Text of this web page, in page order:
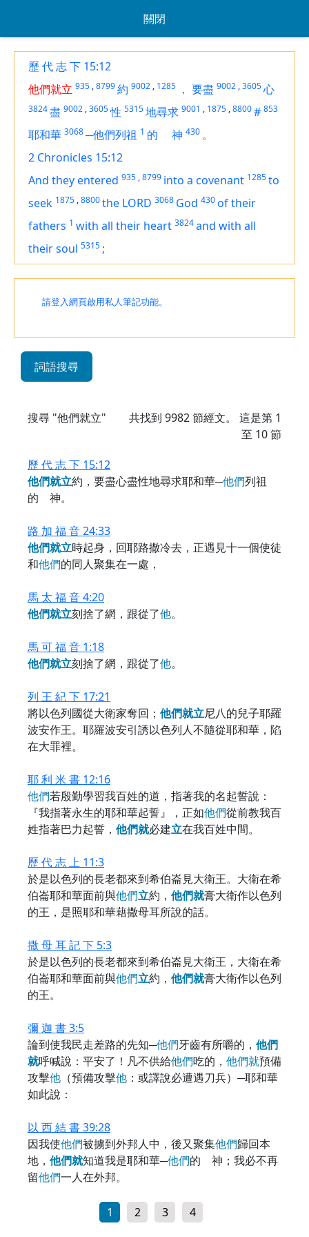
關閉
歷 代 志 下 15:12
他們就立 935 ,8799約 9002 , 1285 ， 要盡 9002 ,3605心
3824盡 9002 ,3605性 5315地尋求 9001 , 1875 ,8800# 853
耶和華 3068─他們列祖 1 的 神 430 。
2 Chronicles 15:12
And they entered 935 ,8799 into a covenant 1285to
seek 1875 ,8800the LORD 3068 God 430of their
fathers 1 with all their heart 3824and with all
their soul 5315 ;
請登入網頁啟用私人筆記功能。
詞語搜尋
搜尋 "他們就立" 共找到 9982節經文。 這是第 1
至 10 節
歷 代 志 下 15:12
他們就立約，要盡心盡性地尋求耶和華─他們列祖
的 神。
路 加 福 音 24:33
他們就立時起身，回耶路撒冷去，正遇見十一個使徒
和他們的同人聚集在一處，
馬 太 福 音 4:20
他們就立刻捨了網，跟從了他。
馬 可 福 音 1:18
他們就立刻捨了網，跟從了他。
列 王 紀 下 17:21
將以色列國從大衛家奪回； 他們就立尼八的兒子耶羅
波安作王。耶羅波安引誘以色列人不隨從耶和華，陷
在大罪裡。
耶 利 米 書 12:16
他們若殷勤學習我百姓的道，指著我的名起誓說：
『我指著永生的耶和華起誓』，正如他們從前教我百
姓指著巴力起誓， 他們就必建立在我百姓中間。
歷 代 志 上 11:3
於是以色列的長老都來到希伯崙見大衛王。大衛在希
伯崙耶和華面前與他們立約， 他們就膏大衛作以色列
的王，是照耶和華藉撒母耳所說的話。
撒 母 耳 記 下 5:3
於是以色列的長老都來到希伯崙見大衛王，大衛在希
伯崙耶和華面前與他們立約， 他們就膏大衛作以色列
的王。
彌 迦 書 3:5
論到使我民走差路的先知─他們牙齒有所嚼的， 他們
就呼喊說：平安了！凡不供給他們吃的， 他們就預備
攻擊他 （預備攻擊他 ：或譯說必遭遇刀兵）─耶和華
如此說：
以 西 結 書 39:28
因我使他們被擄到外邦人中，後又聚集他們歸回本
地， 他們就知道我是耶和華─他們的 神；我必不再
留他們一人在外邦。
1 2 3 4